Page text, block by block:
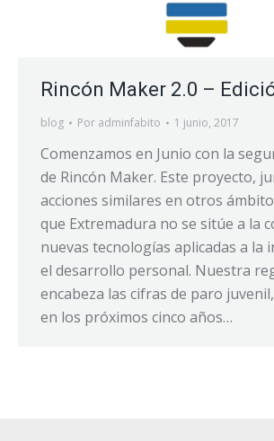
Rincón Maker 2.0 –
blog Por adminfabito 1 junio, 2017
Comenzamos en Junio con la
de Rincón Maker. Este proyecto,
acciones similares en otros
que Extremadura no se sitúe a la
nuevas tecnologías aplicadas a la
el desarrollo personal. Nuestra
encabeza las cifras de paro
en los próximos cinco años…